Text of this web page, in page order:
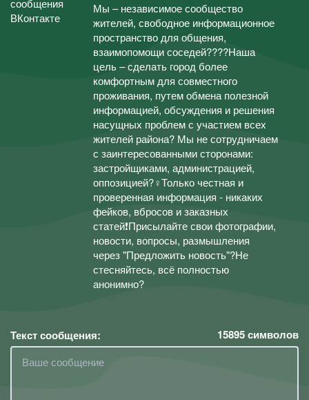
Мы – независимое сообщество
жителей, свободное информационное
пространство для общения,
взаимопомощи соседей?‍?‍?‍?Наша
цель – сделать город более
комфортным для совместного
проживания, путем обмена полезной
информацией, обсуждения и решения
насущных проблем с участием всех
жителей района? Мы не сотрудничаем
с заинтересованными сторонами:
застройщиками, администрацией,
оппозицией?‍♀️Только честная и
проверенная информация - никаких
фейков, вбросов и заказных
статей❗️Присылайте свои фотографии,
новости, вопросы, размышления
через "Предложить новость"?Не
стесняйтесь, всё полностью
анонимно?
Текст сообщения: 15895символов